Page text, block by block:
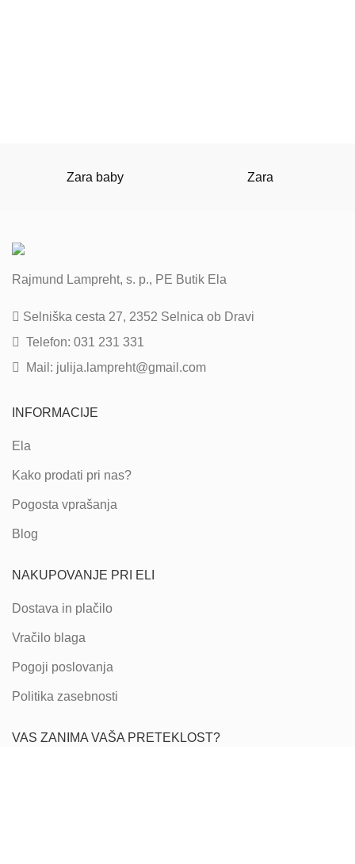
Zara baby Zara
Rajmund Lampreht, s. p., PE Butik Ela
Selniška cesta 27, 2352 Selnica ob Dravi
Telefon: 031 231 331
Mail: julija.lampreht@gmail.com
INFORMACIJE
Ela
Kako prodati pri nas?
Pogosta vprašanja
Blog
NAKUPOVANJE PRI ELI
Dostava in plačilo
Vračilo blaga
Pogoji poslovanja
Politika zasebnosti
VAS ZANIMA VAŠA PRETEKLOST?